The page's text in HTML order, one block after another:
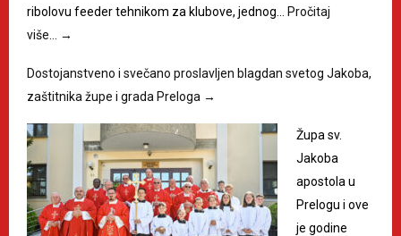
ribolovu feeder tehnikom za klubove, jednog…
Pročitaj
više…
→
Dostojanstveno i svečano proslavljen blagdan svetog Jakoba,
zaštitnika župe i grada Preloga →
Župa sv.
Jakoba
apostola u
Prelogu i ove
je godine